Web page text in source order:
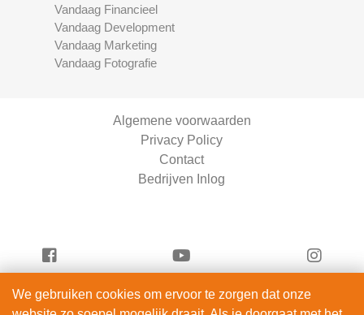
Vandaag Financieel
Vandaag Development
Vandaag Marketing
Vandaag Fotografie
Algemene voorwaarden
Privacy Policy
Contact
Bedrijven Inlog
Serviceright Schoonmaak is onderdeel van
We gebruiken cookies om ervoor te zorgen dat onze